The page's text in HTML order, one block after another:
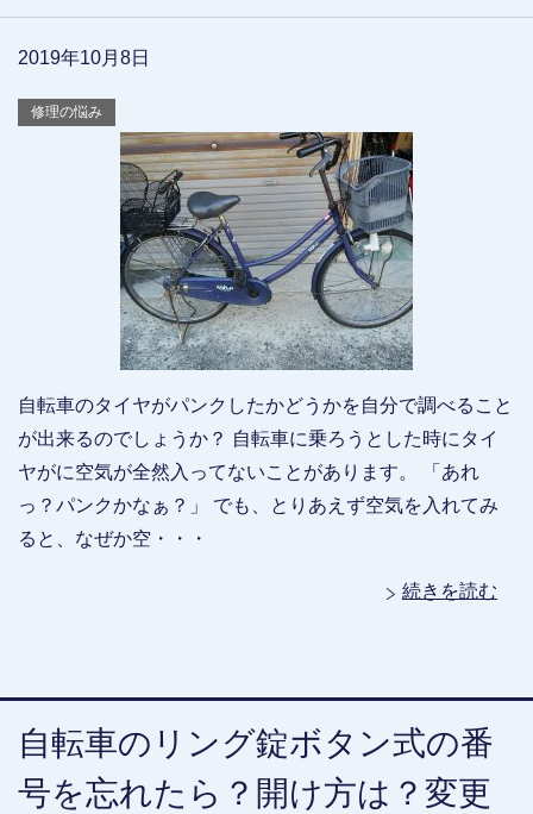
2019年10月8日
修理の悩み
自転車のタイヤがパンクしたかどうかを自分で調べること
が出来るのでしょうか？ 自転車に乗ろうとした時にタイ
ヤがに空気が全然入ってないことがあります。 「あれ
っ？パンクかなぁ？」 でも、とりあえず空気を入れてみ
ると、なぜか空・・・
続きを読む
自転車のリング錠ボタン式の番
号を忘れたら？開け方は？変更